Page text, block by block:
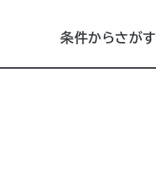
条件からさがす